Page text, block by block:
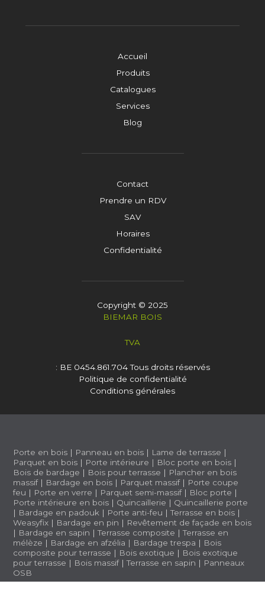
Accueil
Produits
Catalogues
Services
Blog
Contact
Prendre un RDV
SAV
Horaires
Confidentialité
Copyright © 2025
BIEMAR BOIS
TVA
: BE 0454.861.704Tous droits réservés
Politique de confidentialité
Conditions générales
Porte en bois | Panneau en bois | Lame de terrasse |
Parquet en bois | Porte intérieure | Bloc porte en bois |
Bois de bardage | Bois pour terrasse | Plancher en bois
massif| Bardage en bois | Parquet massif| Porte coupe
feu | Porte en verre | Parquet semi-massif| Bloc porte |
Porte intérieure en bois | Quincaillerie | Quincaillerie porte
| Bardage en padouk | Porte anti-feu |Terrasse en bois |
Weasyfix | Bardage en pin | Revêtement de façade en bois
| Bardage en sapin |Terrasse composite |Terrasse en
mélèze | Bardage en afzélia | Bardage trespa | Bois
composite pour terrasse | Bois exotique | Bois exotique
pour terrasse | Bois massif|Terrasse en sapin | Panneaux
OSB